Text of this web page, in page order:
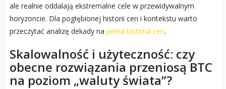
ale realnie oddalają ekstremalne cele w przewidywalnym
horyzoncie. Dla pogłębionej historii cen i kontekstu warto
przeczytać analizę dekady na pełna historia cen.
Skalowalność i użyteczność: czy
obecne rozwiązania przeniosą BTC
na poziom „waluty świata”?